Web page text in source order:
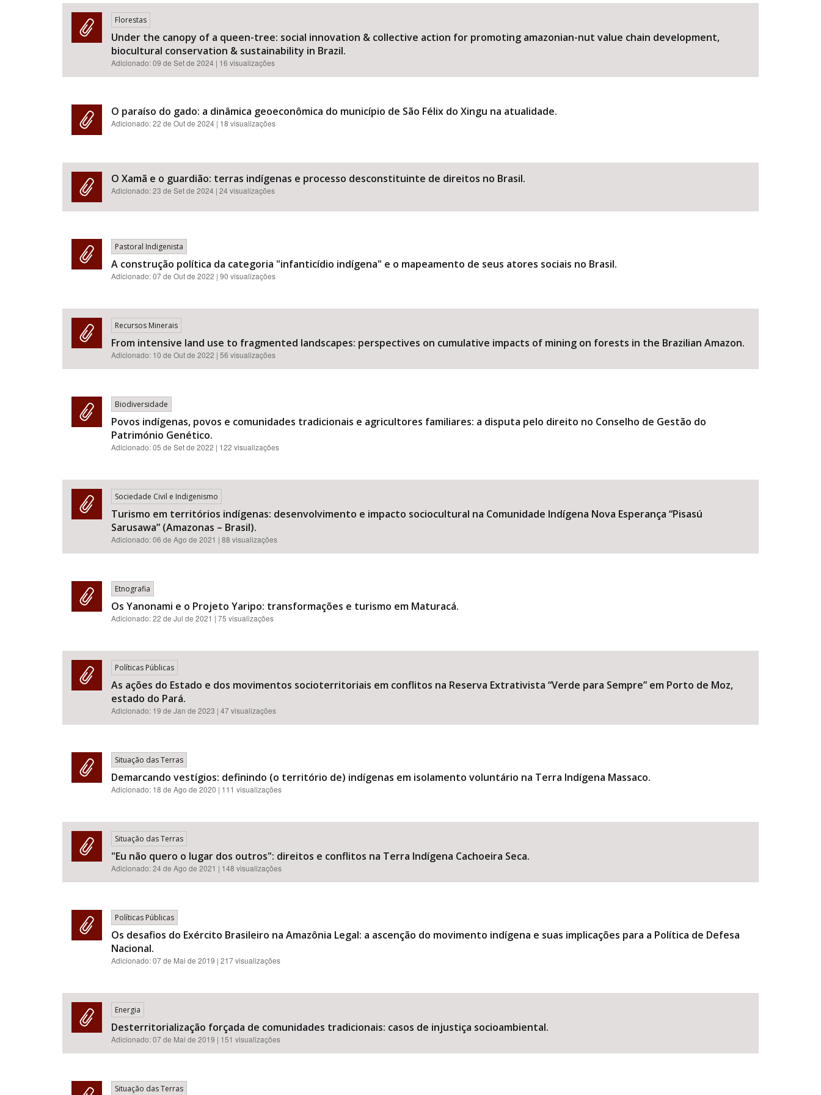
Área de Levantamento
Florestas
Under the canopy of a queen-tree: social innovation & collective action for promoting amazonian-nut value chain development,
biocultural conservation & sustainability in Brazil.
Adicionado:09 de Set de 2024 | 16 visualizações
O paraíso do gado: a dinâmica geoeconômica do município de São Félix do Xingu na atualidade.
Adicionado:22 de Out de 2024 | 18 visualizações
O Xamã e o guardião: terras indígenas e processo desconstituinte de direitos no Brasil.
Adicionado:23 de Set de 2024 | 24 visualizações
Pastoral Indigenista
A construção política da categoria "infanticídio indígena" e o mapeamento de seus atores sociais no Brasil.
Adicionado:07 de Out de 2022 | 90 visualizações
Recursos Minerais
From intensive land use to fragmented landscapes: perspectives on cumulative impacts of mining on forests in the Brazilian Amazon.
Adicionado: 10 de Out de 2022 | 56 visualizações
Biodiversidade
Povos indígenas, povos e comunidades tradicionais e agricultores familiares: a disputa pelo direito no Conselho de Gestão do
Património Genético.
Adicionado:05 de Set de 2022 | 122 visualizações
Sociedade Civil e Indigenismo
Turismo em territórios indígenas: desenvolvimento e impacto sociocultural na Comunidade Indígena Nova Esperança “Pisasú
Sarusawa” (Amazonas – Brasil).
Adicionado:06 de Ago de 2021 | 88 visualizações
Etnografia
Os Yanonami e o Projeto Yaripo: transformações e turismo em Maturacá.
Adicionado:22 de Jul de 2021 | 75 visualizações
Políticas Públicas
As ações do Estado e dos movimentos socioterritoriais em conflitos na Reserva Extrativista “Verde para Sempre” em Porto de Moz,
estado do Pará.
Adicionado: 19 de Jan de 2023 | 47 visualizações
Situação das Terras
Demarcando vestígios: definindo (o território de) indígenas em isolamento voluntário na Terra Indígena Massaco.
Adicionado: 18 de Ago de 2020 | 111 visualizações
Situação das Terras
"Eu não quero o lugar dos outros": direitos e conflitos na Terra Indígena Cachoeira Seca.
Adicionado:24 de Ago de 2021 | 148 visualizações
Políticas Públicas
Os desafios do Exército Brasileiro na Amazônia Legal: a ascenção do movimento indígena e suas implicações para a Política de Defesa
Nacional.
Adicionado:07 de Mai de 2019 | 217 visualizações
Energia
Desterritorialização forçada de comunidades tradicionais: casos de injustiça socioambiental.
Adicionado:07 de Mai de 2019 | 151 visualizações
Situação das Terras